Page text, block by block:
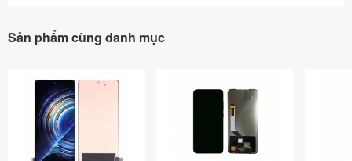
Nguyên nhân màn hình Xiaomi bị hư thường là do
- Xiaomi bị va đập mạnh làm vỡ màn hình.
- Xiaomi bị cấn với vật cứng làm màn hình bị sọc, chảy mực.
- Pin Xiaomi bị phù đội lên khiến màn hình bị vỡ.
Màn hình Xiaomi bị hư có sửa được không?
Sản phẩm cùng danh mục